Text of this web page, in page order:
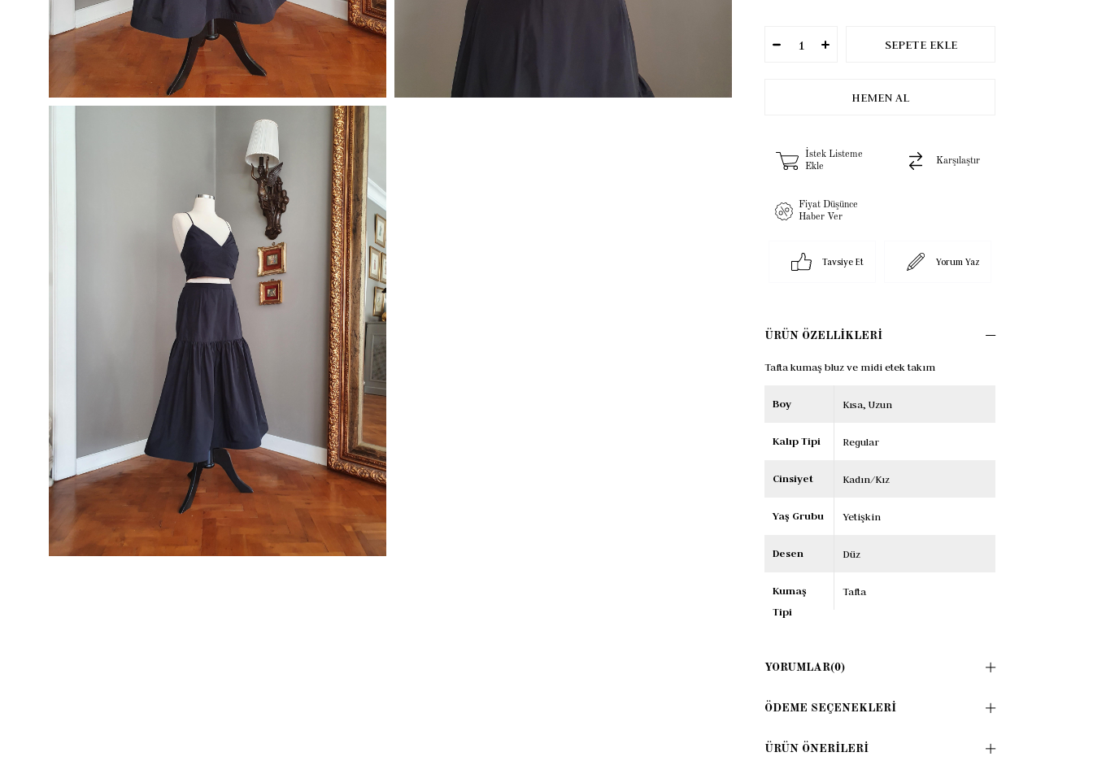
İstek Listeme
Ekle
Karşılaştır
Fiyat Düşünce
Haber Ver
Tavsiye Et Yorum Yaz
ÜRÜN ÖZELLIKLERI
Tafta kumaş bluz ve midi etek takım
Boy Kısa Uzun
Kalıp Tipi Regular
Cinsiyet Kadın/Kız
Yaş Grubu Yetişkin
Desen Düz
Kumaş
Tipi
Tafta
YORUMLAR(0)
ÖDEME SEÇENEKLERI
ÜRÜN ÖNERILERI